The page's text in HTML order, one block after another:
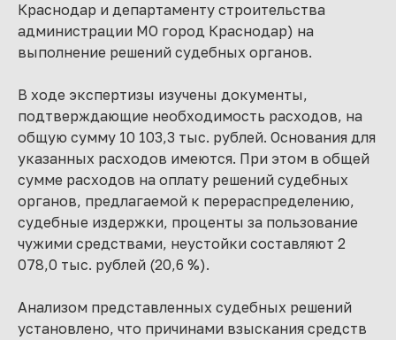
Краснодар и департаменту строительства
администрации МО город Краснодар) на
выполнение решений судебных органов.
В ходе экспертизы изучены документы,
подтверждающие необходимость расходов, на
общую сумму 10 103,3 тыс. рублей. Основания для
указанных расходов имеются. При этом в общей
сумме расходов на оплату решений судебных
органов, предлагаемой к перераспределению,
судебные издержки, проценты за пользование
чужими средствами, неустойки составляют 2
078,0 тыс. рублей (20,6 %).
Анализом представленных судебных решений
установлено, что причинами взыскания средств